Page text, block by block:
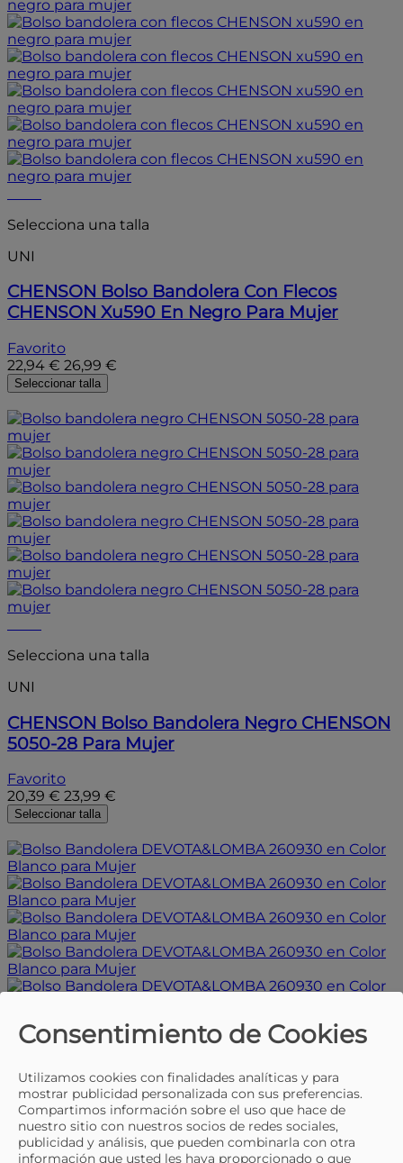
Selecciona una talla
UNI
CHENSON Bolso Bandolera Con Flecos
CHENSON Xu590 En Negro Para Mujer
Favorito
22,94 € 26,99 €
Seleccionar talla
Selecciona una talla
UNI
CHENSON Bolso Bandolera Negro CHENSON
5050-28 Para Mujer
Favorito
20,39 € 23,99 €
Seleccionar talla
Selecciona una talla
UNI
DEVOTA&LOMBABolso Bandolera
Consentimiento de Cookies
Utilizamos cookies con finalidades analíticas y para
mostrar publicidad personalizada con sus preferencias.
Compartimos información sobre el uso que hace de
nuestro sitio con nuestros socios de redes sociales,
publicidad y análisis, que pueden combinarla con otra
información que usted les haya proporcionado o que